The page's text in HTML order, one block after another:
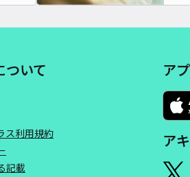
ついて
ス利用規約
記載
ア
ア